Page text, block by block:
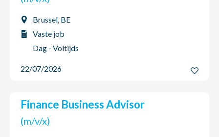
Brussel, BE
Vaste job
Dag - Voltijds
22/07/2026
Finance Business Advisor
(m/v/x)